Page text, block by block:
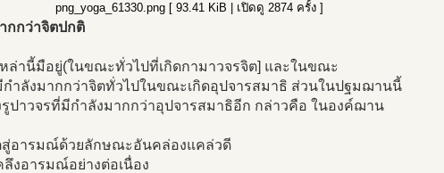
png_yoga_61330.png [ 93.41 KiB | เปิดดู 2874 ครั้ง ]
กกว่าจิตปกติ
ล่านี้มือยู่(ในขณะทั่วไปที่เกิดกามาวจรจิต] และในขณะ
กำลังมากกว่าจิตทั่วไปในขณะเกิดอุปจารสมาธิ ส่วนในปฐมฌานนี้
ปาวจรที่มีกำลังมากกว่าอุปจารสมาธิอีก กล่าวคือ ในองค์ฌาน
สู่อารมณ์ด้วยลักษณะอันคล่องแคล่วดี
ลึงอารมณ์อย่างต่อเนื่อง